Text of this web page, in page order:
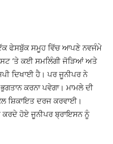
ਫੇਸਬੁੱਕ ਸਮੂਹ ਵਿੱਚ ਆਪਣੇ ਨਵਜੰਮੇ
‘ਤੇ ਕਈ ਸਮਲਿੰਗੀ ਜੋੜਿਆਂ ਅਤੇ
ਦਿਖਾਈ ਹੈ। ਪਰ ਜੂਨੀਪਰ ਨੇ
ਕਰਨਾ ਪਵੇਗਾ। ਮਾਮਲੇ ਦੀ
ਸ਼ਿਕਾਇਤ ਦਰਜ ਕਰਵਾਈ।
ਕਰਦੇ ਹੋਏ ਜੂਨੀਪਰ ਬ੍ਰਾਇਸਨ ਨੂੰ